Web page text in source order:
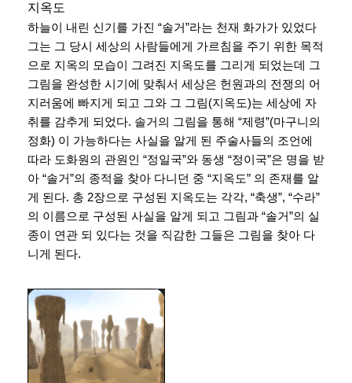
지옥도
하늘이 내린 신기를 가진 “솔거”라는 천재 화가가 있었다
그는 그 당시 세상의 사람들에게 가르침을 주기 위한 목적
으로 지옥의 모습이 그려진 지옥도를 그리게 되었는데 그
그림을 완성한 시기에 맞춰서 세상은 헌원과의 전쟁의 어
지러움에 빠지게 되고 그와 그 그림(지옥도)는 세상에 자
취를 감추게 되었다. 솔거의 그림을 통해 “제령”(마구니의
정화) 이 가능하다는 사실을 알게 된 주술사들의 조언에
따라 도화원의 관원인 “정일국”와 동생 “정이국”은 명을 받
아 “솔거”의 종적을 찾아 다니던 중 “지옥도” 의 존재를 알
게 된다. 총 2장으로 구성된 지옥도는 각각, “축생”, “수라”
의 이름으로 구성된 사실을 알게 되고 그림과 “솔거”의 실
종이 연관 되 있다는 것을 직감한 그들은 그림을 찾아 다
니게 된다.